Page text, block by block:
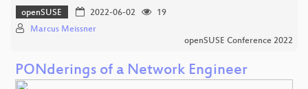
openSUSE 2022-06-02
19
Marcus Meissner
openSUSE Conference 2022
PONderings of a Network Engineer